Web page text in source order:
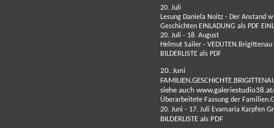
20. Juli
Lesung Daniela Noitz - Der Anstand
Geschichten EINLADUNG als PDF
20. Juli - 18. August
Helmut Sailer -
BILDERLISTE als PDF
20. Juni
siehe auch
Überarbeitete Fassung der
20. Juni - 17. Juli Evamaria Karpfen
BILDERLISTE als PDF